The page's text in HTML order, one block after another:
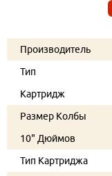
Производитель
Тип
Картридж
Размер Колбы
10" Дюймов
Тип Картриджа